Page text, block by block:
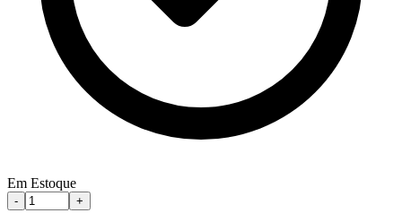
Em Estoque
- +